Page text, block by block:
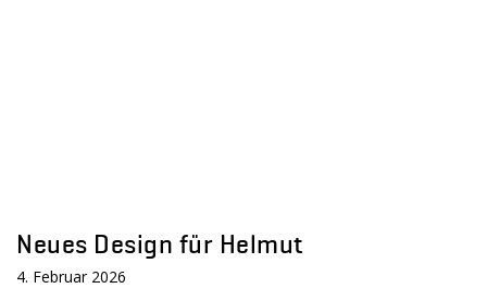
Neues Design für Helmut
4. Februar 2026